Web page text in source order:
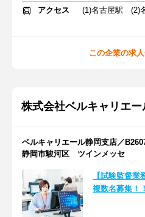
アクセス
(1)名古屋駅 (2)
この企業の求
株式会社ベルキャリエ
ベルキャリエール静岡支店／
静岡市駿河区 ツインメッセ
【試験監督業
複数名募集！！